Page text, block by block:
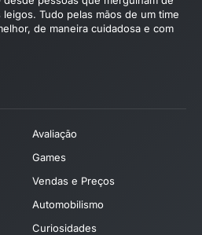
Tudo pelas mãos de um time
de maneira cuidadosa e com
Avaliação
Games
Vendas e Preços
Automobilismo
Curiosidades